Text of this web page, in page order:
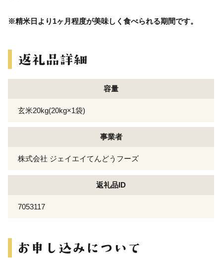
※精米日より1ヶ月程度が美味しく食べられる期間です。
容量
玄米20kg(20kg×1袋)
事業者
株式会社 ジェイエイてんどうフーズ
返礼品ID
7053117